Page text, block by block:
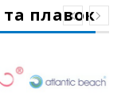
плавок